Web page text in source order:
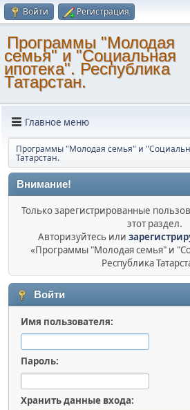
Войти Регистрация
Программы "Молодая
семья" и "Социальная
ипотека". Республика
Татарстан.
Главное меню
Программы "Молодая семья" и
Татарстан.
Внимание!
Только зарегистрированные
этот раздел.
Авторизуйтесь или
«Программы "Молодая семья" и
Республика
Войти
Имя пользователя:
Пароль:
Хранить данные входа: